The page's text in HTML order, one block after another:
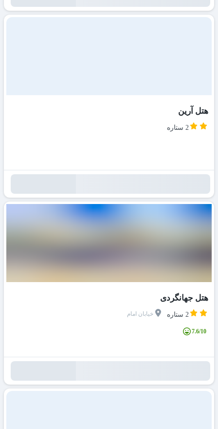
هتل آرین
2 ستاره
هتل جهانگردی
2 ستاره خیابان امام
7.6/10